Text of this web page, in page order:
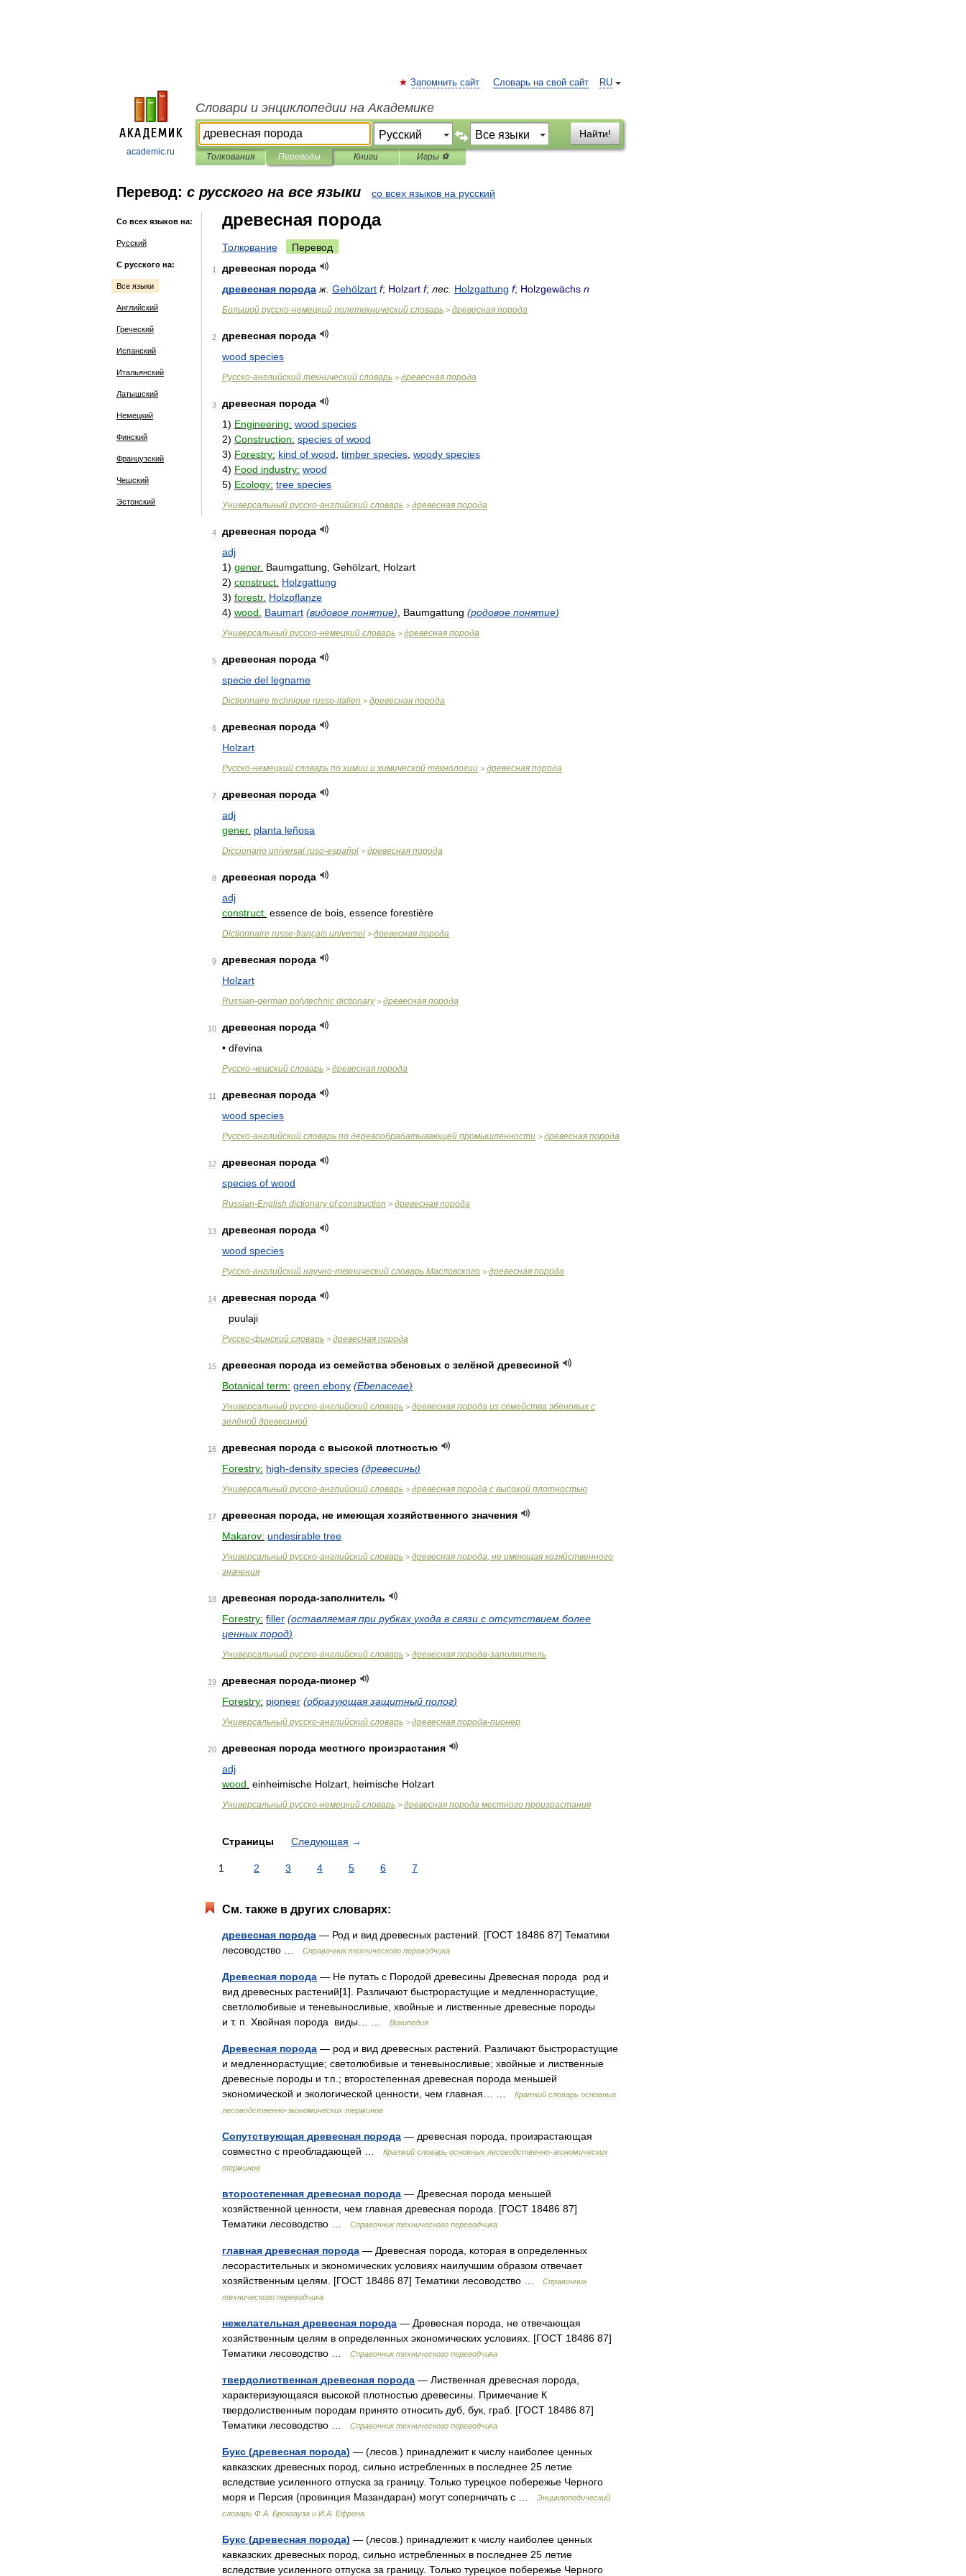
academic.ru
RU
Запомнить сайт Словарь на свой сайт
Словари и энциклопедии на Академике
Найти!
Толкования Переводы Книги Игры ⚽
Перевод: с русского на все языки со всех языков на русский
Со всех языков на:
Русский
С русского на:
Все языки
Английский
Греческий
Испанский
Итальянский
Латышский
Немецкий
Финский
Французский
Чешский
Эстонский
древесная порода
Толкование Перевод
1 древесная порода
древесная порода ж Gehölzart f; Holzart f; лес Holzgattung f; Holzgewächs n
Большой русско-немецкий полетехнический словарь > древесная порода
2 древесная порода
wood species
Русско-английский технический словарь > древесная порода
3 древесная порода
1) Engineering: wood species
2) Construction: species of wood
3) Forestry: kind of wood timber species woody species
4) Food industry: wood
5) Ecology: tree species
Универсальный русско-английский словарь > древесная порода
4 древесная порода
adj
1) gener. Baumgattung Gehölzart Holzart
2) construct Holzgattung
3) forestr. Holzpflanze
4) wood Baumart (видовое понятие) Baumgattung (родовое понятие)
Универсальный русско-немецкий словарь > древесная порода
5 древесная порода
specie del legname
Dictionnaire technique russo-italien > древесная порода
6 древесная порода
Holzart
Русско-немецкий словарь по химии и химической технологии > древесная порода
7 древесная порода
adj
gener. planta leñosa
Diccionario universal ruso-español > древесная порода
8 древесная порода
adj
construct essence de bois essence forestière
Dictionnaire russe-français universel > древесная порода
9 древесная порода
Holzart
Russian-german polytechnic dictionary> древесная порода
10 древесная порода
• dřevina
Русско-чешский словарь > древесная порода
11 древесная порода
wood species
Русско-английский словарь по деревообрабатывающей промышленности > древесная порода
12 древесная порода
species of wood
Russian-English dictionary of construction > древесная порода
13 древесная порода
wood species
Русско-английский научно-технический словарь Масловского > древесная порода
14 древесная порода
puulaji
Русско-финский словарь > древесная порода
15 древесная порода из семейства эбеновых с зелёной древесиной
Botanical term: green ebony (Ebenaceae)
Универсальный русско-английский словарь > древесная порода из семейства эбеновых с
зелёной древесиной
16 древесная порода с высокой плотностью
Forestry: high-density species (древесины)
Универсальный русско-английский словарь > древесная порода с высокой плотностью
17 древесная порода, не имеющая хозяйственного значения
Makarov: undesirable tree
Универсальный русско-английский словарь > древесная порода, не имеющая хозяйственного
значения
18 древесная порода-заполнитель
Forestry: filler (оставляемая при рубках ухода в связи с отсутствием более
ценных пород)
Универсальный русско-английский словарь > древесная порода-заполнитель
19 древесная порода-пионер
Forestry: pioneer (образующая защитный полог)
Универсальный русско-английский словарь > древесная порода-пионер
20 древесная порода местного произрастания
adj
wood einheimische Holzart heimische Holzart
Универсальный русско-немецкий словарь > древесная порода местного произрастания
Страницы Следующая →
1 2 3 4 5 6 7
См. также в других словарях:
древесная порода — Род и вид древесных растений . [ГОСТ 18486 87] Тематики
лесоводство
Справочник технического переводчика
Древесная порода — Не путать с Породой древесины Древесная порода род и
вид древесных растений[1]. Различают быстрорастущие и медленнорастущие
светлолюбивые и теневыносливые хвойные и лиственные древесные породы
и т. п Хвойная порода виды Википедия
Древесная порода — род и вид древесных растений Различают быстрорастущие
и медленнорастущие; светолюбивые и теневыносливые; хвойные и лиственные
древесные породы и т.п .; второстепенная древесная порода меньшей
экономической и экологической ценности чем главная Краткий словарь основных
лесоводственно-экономических терминов
Сопутствующая древесная порода — древесная порода
произрастающая
совместно с преобладающей Краткий словарь основных лесоводственно-экономических
терминов
второстепенная древесная порода — Древесная порода меньшей
хозяйственной ценности чем главная древесная порода . [ГОСТ 18486 87]
Тематики лесоводство Справочник технического переводчика
главная древесная порода — Древесная порода которая в определенных
лесорастительных и экономических условиях наилучшим образом отвечает
хозяйственным целям . [ГОСТ 18486 87] Тематики лесоводство
Справочник
технического переводчика
нежелательная древесная порода — Древесная порода не отвечающая
хозяйственным целям в определенных экономических условиях . [ГОСТ 18486 87]
Тематики лесоводство Справочник технического переводчика
твердолиственная древесная порода — Лиственная древесная порода
характеризующаяся высокой плотностью древесины Примечание К
твердолиственным породам принято относить дуб бук граб . [ГОСТ 18486 87]
Тематики лесоводство Справочник технического переводчика
Букс (древесная порода) — (лесов .) принадлежит к числу наиболее ценных
кавказских древесных пород сильно истребленных в последнее 25 летие
вследствие усиленного отпуска за границу. Только турецкое побережье Черного
моря и Персия (провинция Мазандаран) могут соперничать с
Энциклопедический
словарь Ф А Брокгауза и И А Ефрона
Букс (древесная порода) — (лесов .) принадлежит к числу наиболее ценных
кавказских древесных пород сильно истребленных в последнее 25 летие
вследствие усиленного отпуска за границу. Только турецкое побережье Черного